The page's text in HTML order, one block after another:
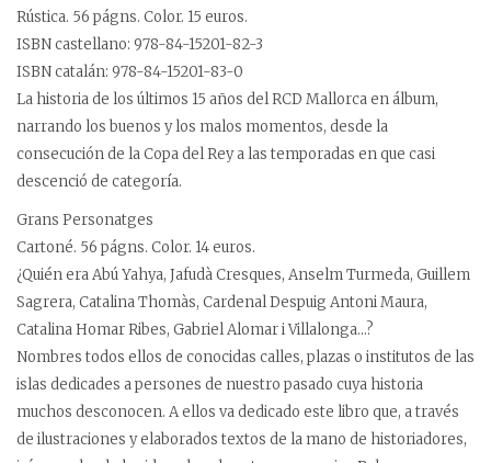
Rústica. 56 págns. Color. 15 euros.
ISBN castellano: 978-84-15201-82-3
ISBN catalán: 978-84-15201-83-0
La historia de los últimos 15 años del RCD Mallorca en álbum,
narrando los buenos y los malos momentos, desde la
consecución de la Copa del Rey a las temporadas en que casi
descenció de categoría.
Grans Personatges
Cartoné. 56 págns. Color. 14 euros.
¿Quién era Abú Yahya, Jafudà Cresques, Anselm Turmeda, Guillem
Sagrera, Catalina Thomàs, Cardenal Despuig Antoni Maura,
Catalina Homar Ribes, Gabriel Alomar i Villalonga…?
Nombres todos ellos de conocidas calles, plazas o institutos de las
islas dedicades a persones de nuestro pasado cuya historia
muchos desconocen. A ellos va dedicado este libro que, a través
de ilustraciones y elaborados textos de la mano de historiadores,